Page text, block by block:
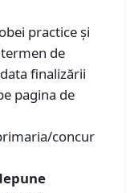
practice și
de
finalizării
pagina de
concur